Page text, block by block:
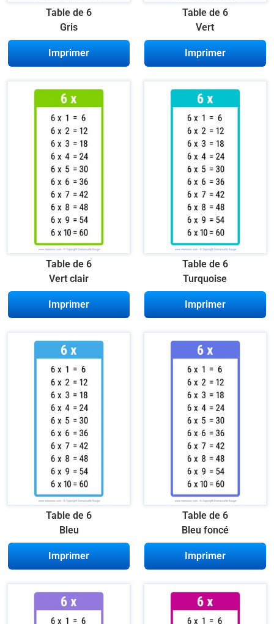
Table de 6
Gris
Imprimer
Table de 6
Vert
Imprimer
Table de 6
Vert clair
Imprimer
Table de 6
Turquoise
Imprimer
Table de 6
Bleu
Imprimer
Table de 6
Bleu foncé
Imprimer